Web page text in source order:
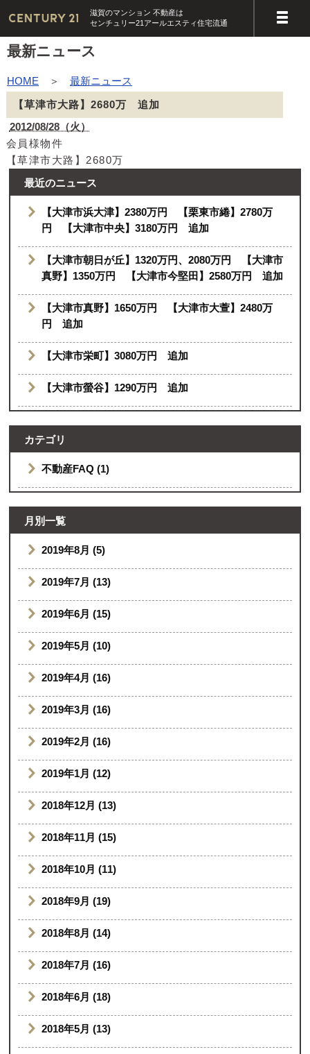
滋賀のマンション 不動産は
センチュリー21アールエスティ住宅流通
最新ニュース
HOME ＞ 最新ニュース
【草津市大路】2680万 追加
2012/08/28（火）
会員様物件
【草津市大路】2680万
最近のニュース
【大津市浜大津】2380万円 【栗東市綣】2780万
円 【大津市中央】3180万円 追加
【大津市朝日が丘】1320万円、2080万円 【大津市
真野】1350万円 【大津市今堅田】2580万円 追加
【大津市真野】1650万円 【大津市大萱】2480万
円 追加
【大津市栄町】3080万円 追加
【大津市螢谷】1290万円 追加
カテゴリ
不動産FAQ (1)
月別一覧
2019年8月 (5)
2019年7月 (13)
2019年6月 (15)
2019年5月 (10)
2019年4月 (16)
2019年3月 (16)
2019年2月 (16)
2019年1月 (12)
2018年12月 (13)
2018年11月 (15)
2018年10月 (11)
2018年9月 (19)
2018年8月 (14)
2018年7月 (16)
2018年6月 (18)
2018年5月 (13)